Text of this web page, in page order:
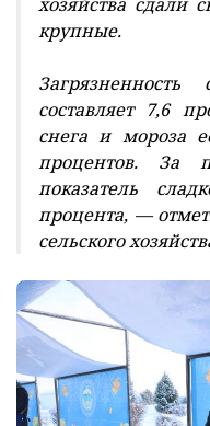
крупные.
составляет 7,6
снега и мороза
процентов. За
показатель
процента, —
сельского